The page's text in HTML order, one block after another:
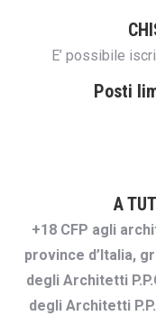
E’ possibile
Posti
A
+18 CFP agli
province d’Italia,
degli Architetti
degli Architetti